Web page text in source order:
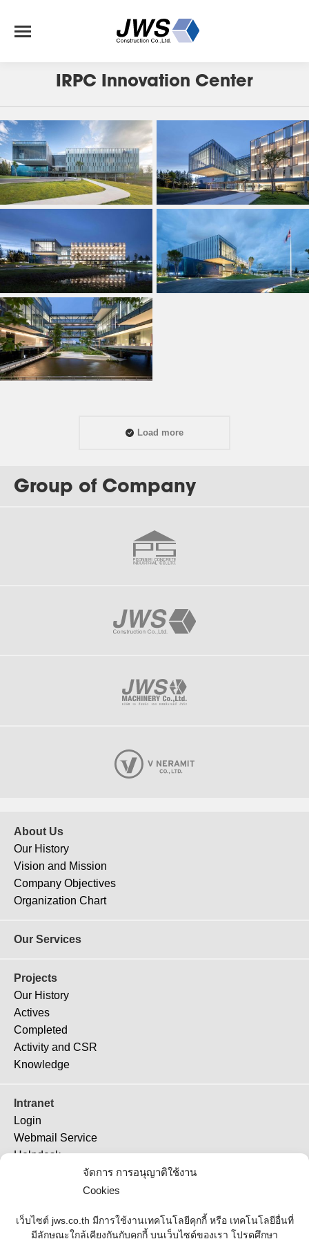
จัดการ การอนุญาติใช้งาน
Cookies
เว็บไซต์ jws.co.th มีการใช้งานเทคโนโลยีคุกกี้ หรือ เทคโนโลยีอื่นที่
มีลักษณะใกล้เคียงกันกับคุกกี้ บนเว็บไซต์ของเรา โปรดศึกษา
IRPC Innovation Center
Load more
Group of Company
About Us
Our History
Vision and Mission
Company Objectives
Organization Chart
Our Services
Projects
Our History
Actives
Completed
Activity and CSR
Knowledge
Intranet
Login
Webmail Service
Helpdesk
TeamViewer 11
TeamViewer (QS)